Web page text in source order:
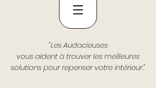
"Les Audacieuses
vous aident à trouver les meilleures
solutions pour repenser votre intérieur."